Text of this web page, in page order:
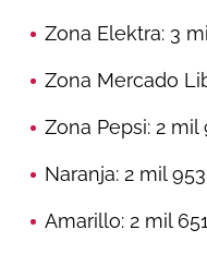
Zona Elektra: 3
Zona Mercado
Zona Pepsi: 2 mil
Naranja: 2 mil
Amarillo: 2 mil